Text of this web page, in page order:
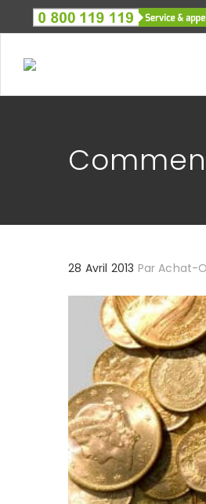
28 Avril 2013 ParAchat-